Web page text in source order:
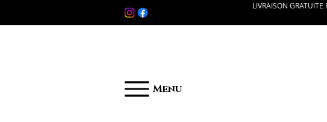
LIVRAISON
Menu